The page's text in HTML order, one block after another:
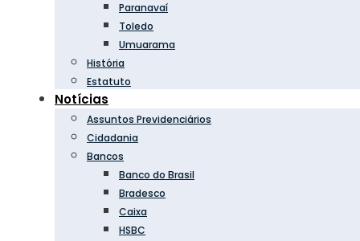
Paranavaí
Toledo
Umuarama
História
Estatuto
Notícias
Assuntos Previdenciários
Cidadania
Bancos
Banco do Brasil
Bradesco
Caixa
HSBC